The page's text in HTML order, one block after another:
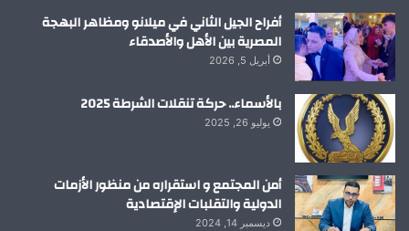
أفراح الجيل الثاني في ميلانو ومظاهر البهجة
المصرية بين الأهل والأصدقاء
أبريل 5, 2026
بالأسماء.. حركة تنقلات الشرطة 2025
يوليو 26, 2025
أمن المجتمع و استقراره من منظور الأزمات
الدولية والتقلبات الإقتصادية
ديسمبر 14, 2024